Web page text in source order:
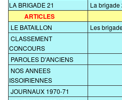
LA BRIGADE 21
La brigade
ARTICLES
LE BATAILLON
Les
CLASSEMENT
CONCOURS
PAROLES D'ANCIENS
NOS ANNEES
ISSOIRIENNES
JOURNAUX 1970-71